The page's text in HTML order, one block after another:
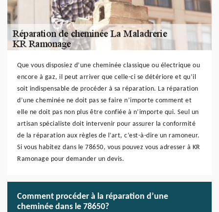
Que vous disposiez d’une cheminée classique ou électrique ou
encore à gaz, il peut arriver que celle-ci se détériore et qu’il
soit indispensable de procéder à sa réparation. La réparation
d’une cheminée ne doit pas se faire n’importe comment et
elle ne doit pas non plus être confiée à n’importe qui. Seul un
artisan spécialiste doit intervenir pour assurer la conformité
de la réparation aux règles de l’art, c’est-à-dire un ramoneur.
Si vous habitez dans le 78650, vous pouvez vous adresser à KR
Ramonage pour demander un devis.
Comment procéder à la réparation d’une
cheminée dans le 78650?